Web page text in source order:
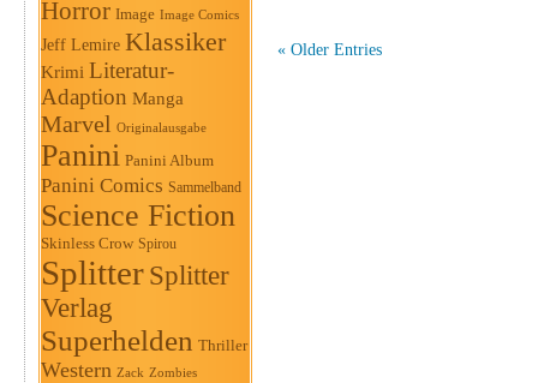
Horror Image Image Comics
Jeff Lemire Klassiker
Krimi Literatur-
Adaption Manga
Marvel Originalausgabe
Panini Panini Album
Panini Comics Sammelband
Science Fiction
Skinless Crow Spirou
Splitter Splitter
Verlag
Superhelden Thriller
Western Zack Zombies
« Older Entries